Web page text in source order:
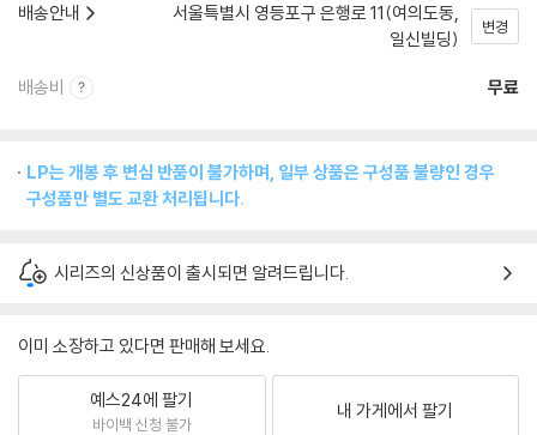
배송안내
서울특별시 영등포구 은행로 11(여의도동,
일신빌딩)
변경
배송비 무료
LP는 개봉 후 변심 반품이 불가하며, 일부 상품은 구성품 불량인 경우
구성품만 별도 교환 처리됩니다.
시리즈의 신상품이 출시되면 알려드립니다.
이미 소장하고 있다면 판매해 보세요.
예스24에 팔기
바이백 신청 불가
내 가게에서 팔기